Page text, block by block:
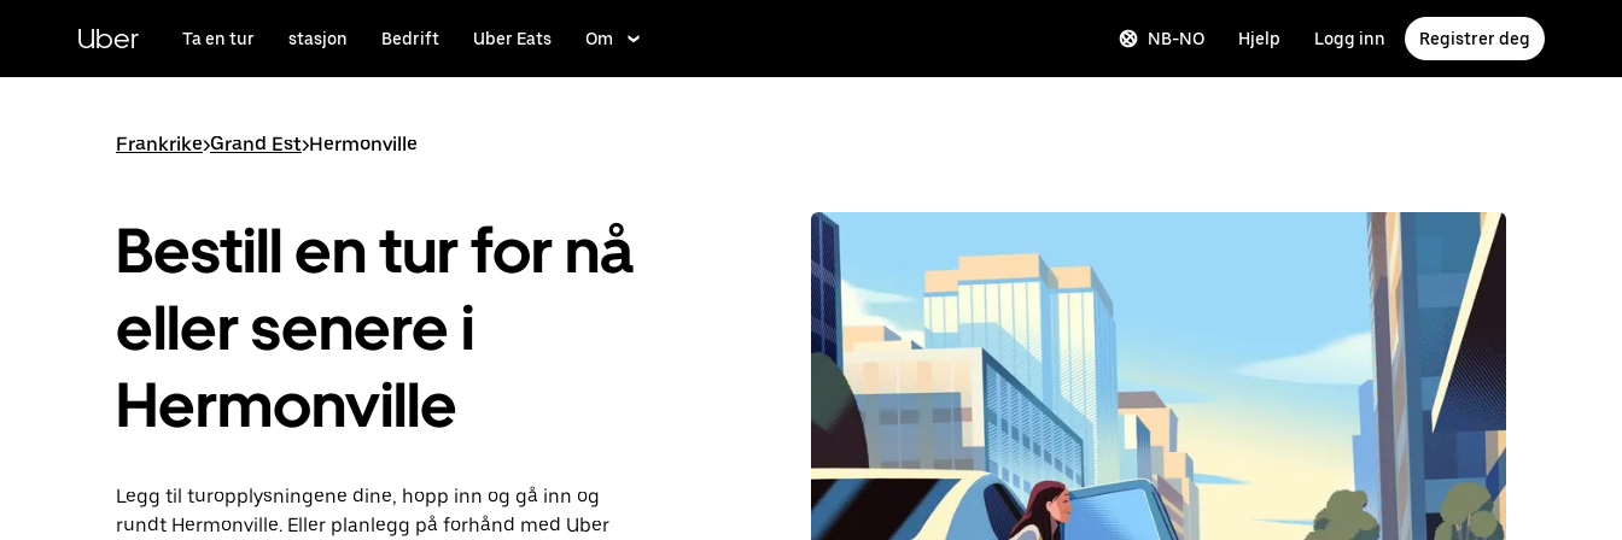
hovedinnholdet
Uber Ta en tur stasjon Bedrift Uber Eats Om NB-NO Hjelp Logg inn Registrer deg
Frankrike>Grand Est>Hermonville
Bestill en tur for nå
eller senere i
Hermonville
Legg til turopplysningene dine, hopp inn og gå inn og
rundt Hermonville. Eller planlegg på forhånd med Uber